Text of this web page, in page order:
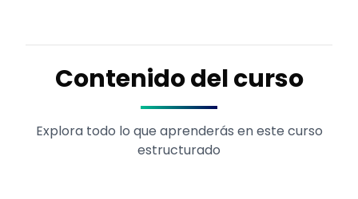
Contenido del curso
Explora todo lo que aprenderás en este curso
estructurado